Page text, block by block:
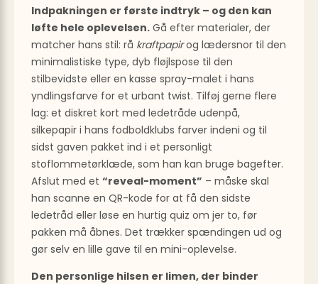
Indpakningen er første indtryk – og den kan
løfte hele oplevelsen. Gå efter materialer, der
matcher hans stil: rå kraftpapirog lædersnor til den
minimalistiske type, dyb fløjlspose til den
stilbevidste eller en kasse spray-malet i hans
yndlingsfarve for et urbant twist. Tilføj gerne flere
lag: et diskret kort med ledetråde udenpå,
silkepapir i hans fodboldklubs farver indeni og til
sidst gaven pakket ind i et personligt
stoflommetørklæde, som han kan bruge bagefter.
Afslut med et “reveal-moment” – måske skal
han scanne en QR-kode for at få den sidste
ledetråd eller løse en hurtig quiz om jer to, før
pakken må åbnes. Det trækker spændingen ud og
gør selv en lille gave til en mini-oplevelse.
Den personlige hilsen er limen, der binder